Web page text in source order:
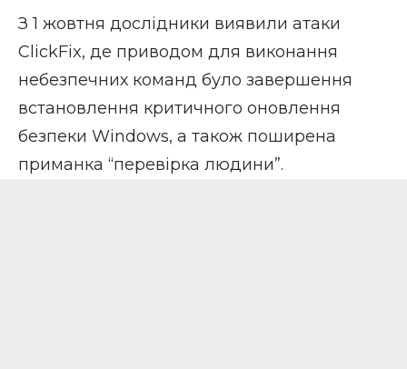
З 1 жовтня дослідники виявили атаки
ClickFix, де приводом для виконання
небезпечних команд було завершення
встановлення критичного оновлення
безпеки Windows, а також поширена
приманка “перевірка людини”.